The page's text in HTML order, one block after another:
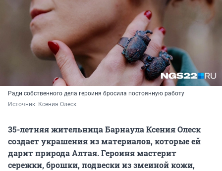
Ради собственного дела героиня бросила постоянную работу
Источник: Ксения Олеск
35-летняя жительница Барнаула Ксения Олеск
создает украшения из материалов, которые ей
дарит природа Алтая. Героиня мастерит
сережки, брошки, подвески из змеиной кожи,